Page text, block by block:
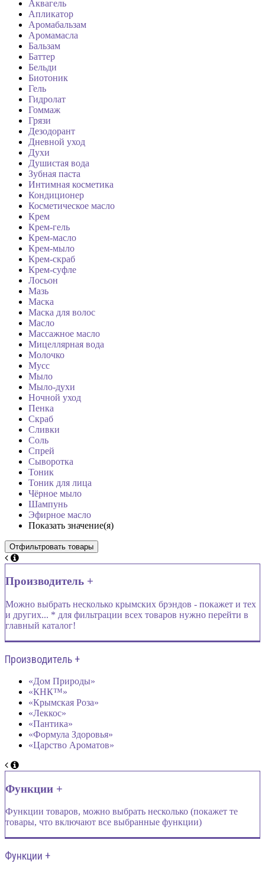
Аквагель
Апликатор
Аромабальзам
Аромамасла
Бальзам
Баттер
Бельди
Биотоник
Гель
Гидролат
Гоммаж
Грязи
Дезодорант
Дневной уход
Духи
Душистая вода
Зубная паста
Интимная косметика
Кондиционер
Косметическое масло
Крем
Крем-гель
Крем-масло
Крем-мыло
Крем-скраб
Крем-суфле
Лосьон
Мазь
Маска
Маска для волос
Масло
Массажное масло
Мицеллярная вода
Молочко
Мусс
Мыло
Мыло-духи
Ночной уход
Пенка
Скраб
Сливки
Соль
Спрей
Сыворотка
Тоник
Тоник для лица
Чёрное мыло
Шампунь
Эфирное масло
Показать значение(я)
Производитель +
Можно выбрать несколько крымских брэндов - покажет и тех
и других... * для фильтрации всех товаров нужно перейти в
главный каталог!
Производитель +
«Дом Природы»
«КНК™»
«Крымская Роза»
«Леккос»
«Пантика»
«Формула Здоровья»
«Царство Ароматов»
Функции +
Функции товаров, можно выбрать несколько (покажет те
товары, что включают все выбранные функции)
Функции +